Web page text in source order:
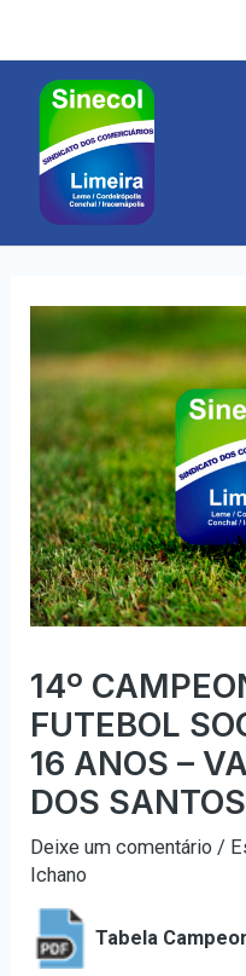
14º
FUTEBOL
16 ANOS –
DOS
Deixe um comentário /
Ichano
Tabela